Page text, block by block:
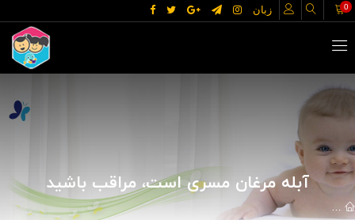
زبان 0
آبله مرغان مسری است، مراقب باشید
علوم پزشکی آبله مرغان مسری است، مراقب